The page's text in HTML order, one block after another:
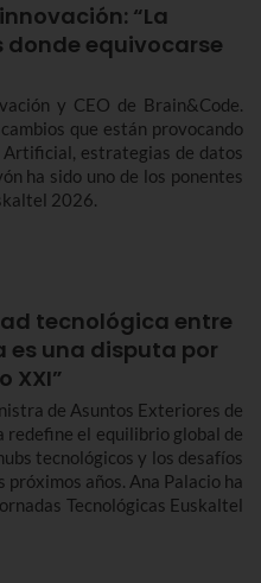
“La
equivocarse
y CEO de Brain&Code.
que están provocando
estrategias de datos
ha sido uno de los ponentes
2026.
tecnológica entre
es una disputa por
XXI”
de Asuntos Exteriores de
redefine el equilibrio global de
tecnológicos y los desafíos
años. Ana Palacio ha
Tecnológicas Euskaltel